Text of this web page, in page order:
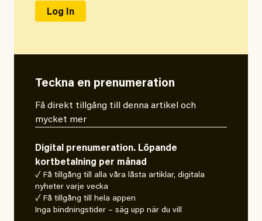
Teckna en prenumeration
Få direkt tillgång till denna artikel och
mycket mer
Digital prenumeration. Löpande
kortbetalning per månad
✓ Få tillgång till alla våra låsta artiklar, digitala
nyheter varje vecka
✓ Få tillgång till hela appen
Inga bindningstider – säg upp när du vill